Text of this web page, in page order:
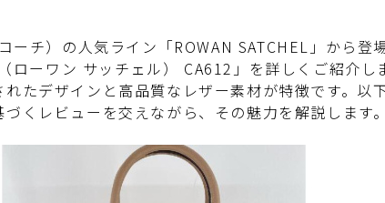
ーチ）の人気ライン「ROWAN SATCHEL」から登
ローワン サッチェル） CA612」を詳しくご紹介
れたデザインと高品質なレザー素材が特徴です。以
くレビューを交えながら、その魅力を解説します。